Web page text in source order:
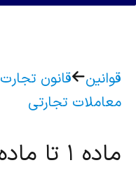
قوانین قانون تجارت
معاملات تجارتی
ماده ۱ تا ماده ۵